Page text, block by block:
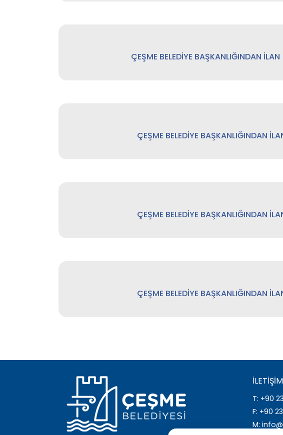
ÇEŞME BELEDİYE BAŞKANLIĞINDAN İLAN
ÇEŞME BELEDİYE BAŞKANLIĞINDAN
ÇEŞME BELEDİYE BAŞKANLIĞINDAN
ÇEŞME BELEDİYE BAŞKANLIĞINDAN
T: +90
F: +90
M: